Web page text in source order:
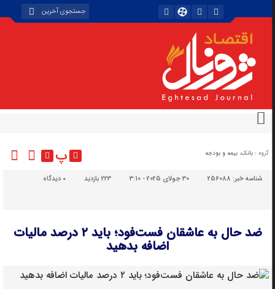
گروه : بانک، بیمه و بودجه پ
شناسه خبر:256088 30 جولای 2025 - 3:10 223 بازدید دیدگاه
ضد حال به عاشقان فست‌فود؛ باید ۲ درصد مالیات
اضافه بدهید